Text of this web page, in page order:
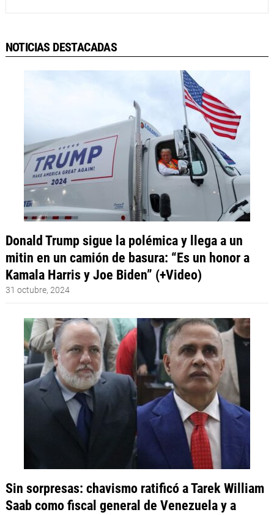
NOTICIAS DESTACADAS
Donald Trump sigue la polémica y llega a un
mitin en un camión de basura: “Es un honor a
Kamala Harris y Joe Biden” (+Video)
31 octubre, 2024
Sin sorpresas: chavismo ratificó a Tarek William
Saab como fiscal general de Venezuela y a